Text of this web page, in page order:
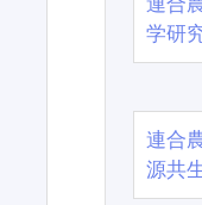
学研
連合
源共